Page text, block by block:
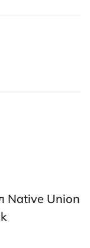
Native Union